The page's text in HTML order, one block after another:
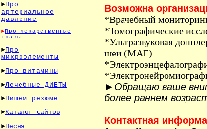
►Про
артериальное
давление
►Про лекарственные
травы
►Про
микроэлементы
►Про витамины
►Лечебные ДИЕТЫ
►Пишем резюме
►Каталог сайтов
►Песня
Возможна
*Врачебный
*Томографические
*Ультразвуковая
шеи (МАГ)
►Обращаю ваше
более раннем
Контактная